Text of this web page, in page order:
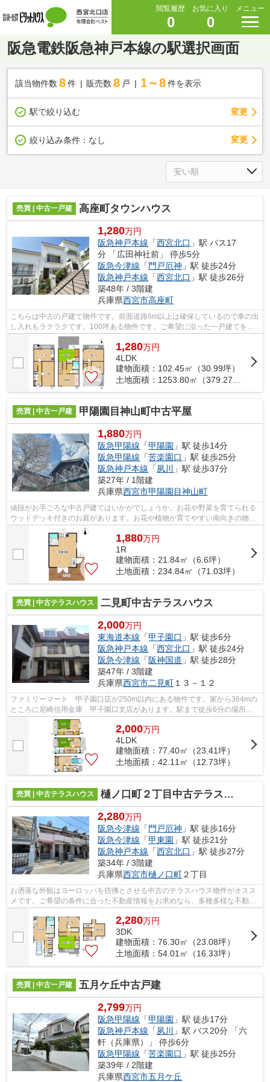
閲覧履歴
0
お気に入り
0
メニュー
阪急電鉄阪急神戸本線の駅選択画面
該当物件数 8件 販売数 8 戸 1～8 件を表示
駅で絞り込む 変更
絞り込み条件： なし 変更
売買 | 中古一戸建 高座町タウンハウス
1,280万円
阪急神戸本線 「西宮北口 」駅 バス17
分 「広田神社前」 停歩5分
阪急今津線 「 門戸厄神 」駅 徒歩24分
阪急神戸本線 「西宮北口 」駅 徒歩26分
築48年 / 3階建
兵庫県西宮市高座町
こちらは中古の戸建て物件です。前面道路6m以上は確保しているので車の出
し入れもラクラクです。100坪ある物件です。ご希望に沿った一戸建てをご
紹介致します。西宮市の阪急神戸本線西...
1,280万円
4LDK
建物面積：102.45㎡（30.99坪）
売買 | 中古一戸建 甲陽園目神山町中古平屋
1,880万円
阪急甲陽線 「甲陽園 」駅 徒歩14分
阪急甲陽線 「苦楽園口 」駅 徒歩25分
阪急神戸本線 「夙川
」駅 徒歩37分
築27年 / 1階建
兵庫県西宮市甲陽園目神山町
値段がお手ごろな中古戸建てはいかがでしょうか。お花や野菜を育てられる
ウッドデッキ付きのお庭があります。お花や植物が育てやすい南向きの物件
です。日中心地よく過ごせる、南向き...
1,880万円
1R
建物面積：21.84㎡（6.6坪）
土地面積：234.84㎡（71.03坪）
売買 | 中古テラスハウス 二見町中古テラスハウス
2,000万円
東海道本線 「甲子園口 」駅 徒歩6分
阪急神戸本線 「西宮北口 」駅 徒歩24分
阪急今津線 「 阪神国道 」駅 徒歩28分
築47年 / 3階建
兵庫県西宮市二見町 １３－１２
ファミリーマート 甲子園口店が250m以内にある物件です。家から364mの
ところに尼崎信用金庫 甲子園口支店があります。駅まで徒歩6分の場所に
ある物件です。出来るだけ価格を抑えたい...
2,000万円
4LDK
建物面積：77.40㎡（23.41坪）
土地面積：42.11㎡（12.73坪）
売買 | 中古テラスハウス 樋ノ口町２丁目中古テラスハウス
2,280万円
阪急今津線 「門戸厄神 」駅 徒歩16分
阪急今津線 「甲東園 」駅 徒歩21分
阪急神戸本線 「西宮北口 」駅 徒歩27分
築34年 / 3階建
兵庫県西宮市樋ノ口町２丁目
お洒落な外観はヨーロッパを彷彿とさせる中古のテラスハウス物件がオスス
メです。ご希望の条件に合った不動産情報をお求めなら、多種多様な不動産
情報を取り扱う当社にご用命ください...
2,280万円
3DK
建物面積：76.30㎡（23.08坪）
土地面積：54.01㎡（16.33坪）
売買 | 中古一戸建 五月ケ丘中古戸建
2,799万円
阪急甲陽線 「甲陽園 」駅 徒歩17分
阪急神戸本線 「夙川
」駅 バス20分 「六
軒（兵庫県）」 停歩6分
阪急甲陽線 「苦楽園口 」駅 徒歩25分
築39年 / 2階建
兵庫県西宮市五月ケ丘